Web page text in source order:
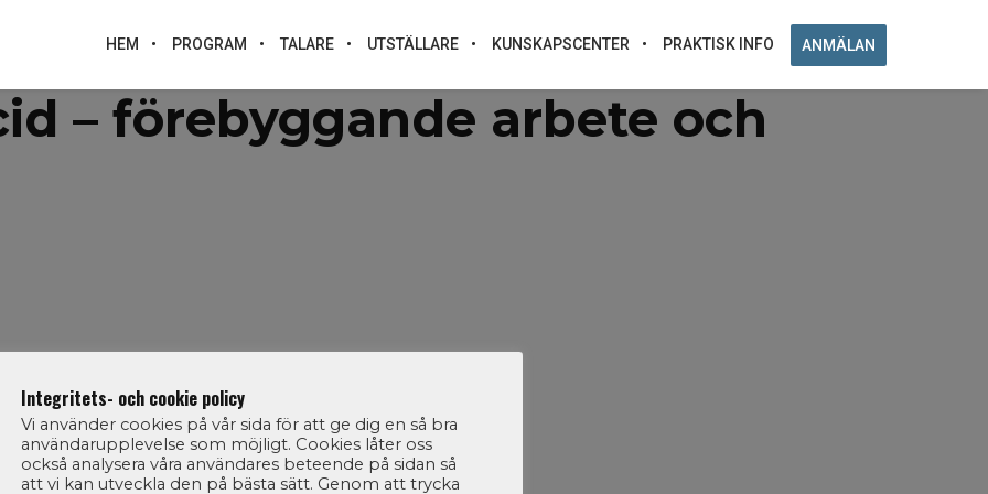
HEM PROGRAM TALARE UTSTÄLLARE KUNSKAPSCENTER PRAKTISK INFO ANMÄLAN
– förebyggande arbete och
Integritets- och cookie policy
Vi använder cookies på vår sida för att ge dig en så bra
användarupplevelse som möjligt. Cookies låter oss
också analysera våra användares beteende på sidan så
att vi kan utveckla den på bästa sätt. Genom att trycka